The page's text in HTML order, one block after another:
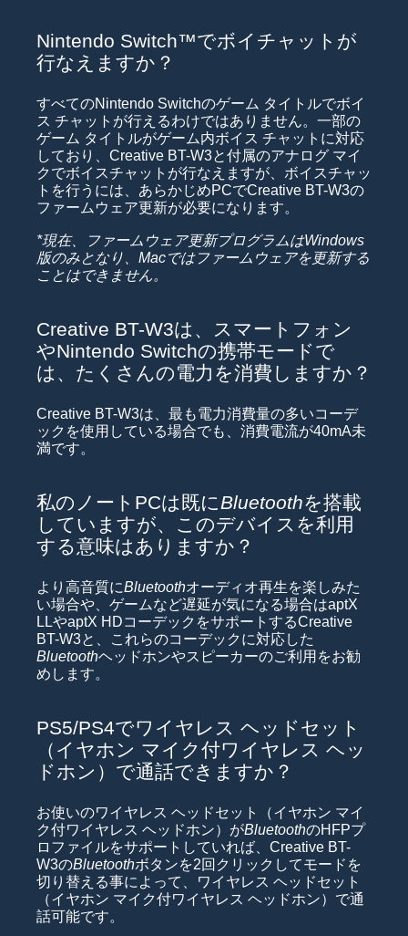
Nintendo Switch™でボイチャットが
行なえますか？
すべてのNintendo Switchのゲーム タイトルでボイ
ス チャットが行えるわけではありません。一部の
ゲーム タイトルがゲーム内ボイス チャットに対応
しており、Creative BT-W3と付属のアナログ マイ
クでボイスチャットが行なえますが、ボイスチャッ
トを行うには、あらかじめPCでCreative BT-W3の
ファームウェア更新が必要になります。
*現在、ファームウェア更新プログラムはWindows
版のみとなり、Macではファームウェアを更新する
ことはできません。
Creative BT-W3は、スマートフォン
やNintendo Switchの携帯モードで
は、たくさんの電力を消費しますか？
Creative BT-W3は、最も電力消費量の多いコーデ
ックを使用している場合でも、消費電流が40mA未
満です。
私のノートPCは既に Bluetoothを搭載
していますが、このデバイスを利用
する意味はありますか？
より高音質にBluetoothオーディオ再生を楽しみた
い場合や、ゲームなど遅延が気になる場合はaptX
LLやaptX HDコーデックをサポートするCreative
BT-W3と、これらのコーデックに対応した
Bluetoothヘッドホンやスピーカーのご利用をお勧
めします。
PS5/PS4でワイヤレス ヘッドセット
（イヤホン マイク付ワイヤレス ヘッ
ドホン）で通話できますか？
お使いのワイヤレス ヘッドセット（イヤホン マイ
ク付ワイヤレス ヘッドホン）がBluetoothのHFPプ
ロファイルをサポートしていれば、Creative BT-
W3のBluetoothボタンを2回クリックしてモードを
切り替える事によって、ワイヤレス ヘッドセット
（イヤホン マイク付ワイヤレス ヘッドホン）で通
話可能です。